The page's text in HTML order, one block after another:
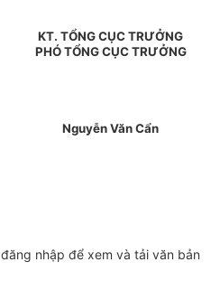
KT. TỔNG CỤC TRƯỞNG
PHÓ TỔNG CỤC TRƯỞNG
Nguyễn Văn Cẩn
đăng nhập để xem và tải văn bản